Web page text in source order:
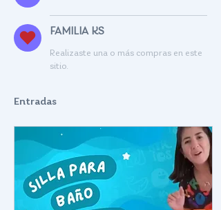
FAMILIA KS
Realizaste una o más compras en este
sitio.
Entradas